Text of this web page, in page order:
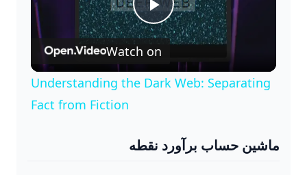
P
y
Watch on
Understanding the Dark Web: Separating
Fact from Fiction
ماشین حساب برآورد نقطه